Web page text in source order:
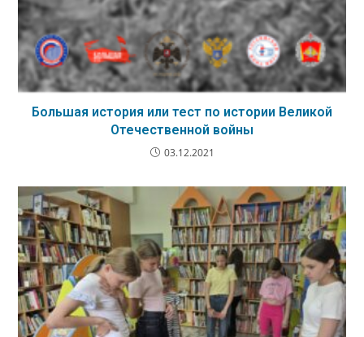
Большая история или тест по истории Великой
Отечественной войны
03.12.2021